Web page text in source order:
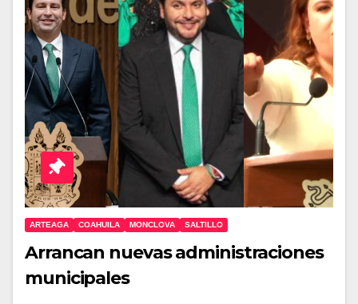
ARTEAGA COAHUILA MONCLOVA SALTILLO
Arrancan nuevas administraciones
municipales